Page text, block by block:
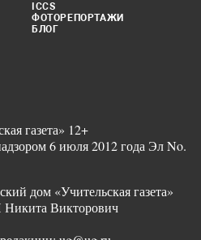
ICCS
ФОТОРЕПОРТАЖИ
БЛОГ
газета» 12+
6 июля 2012 года Эл No.
дом «Учительская газета»
Викторович